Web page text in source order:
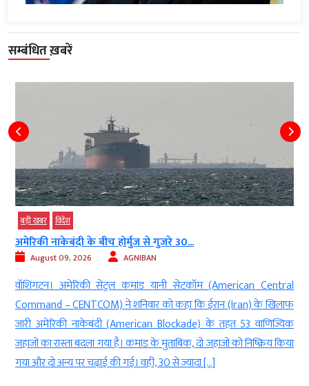
सम्बंधित ख़बरें
बड़ी खबर विदेश
अमेरिकी नाकेबंदी के बीच होर्मुज से गुजरे 30...
August 09, 2026 AGNIBAN
वॉशिंगटन। अमेरिकी सेंट्रल कमांड यानी सेंटकॉम (American Central
Command – CENTCOM) ने शनिवार को कहा कि ईरान (Iran) के खिलाफ
जारी अमेरिकी नाकेबंदी (American Blockade) के तहत 53 वाणिज्यिक
जहाजों का रास्ता बदला गया है। कमांड के मुताबिक, दो जहाजों को निष्क्रिय किया
गया और दो अन्य पर चढ़ाई की गई। वहीं, 30 से ज्यादा […]